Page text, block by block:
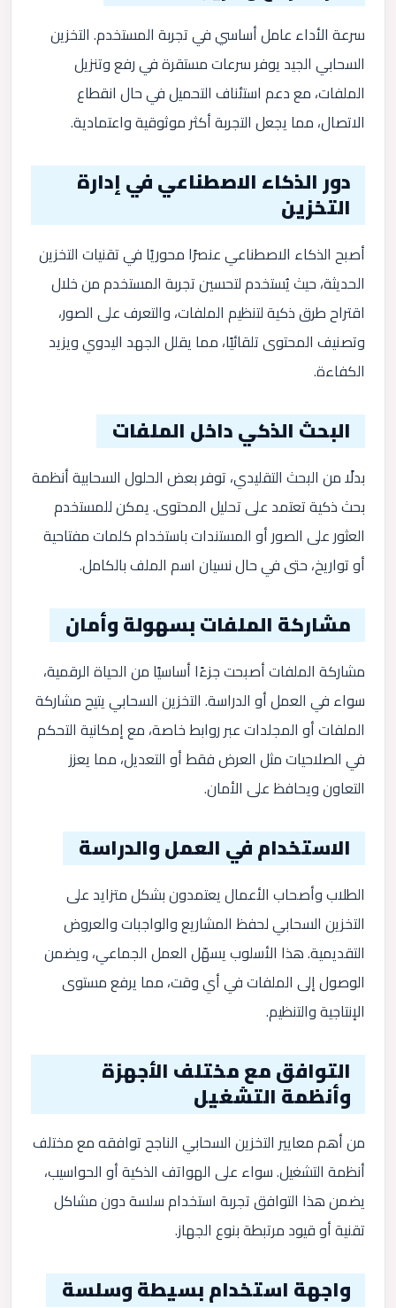
سرعة الأداء عامل أساسي في تجربة المستخدم. التخزين
السحابي الجيد يوفر سرعات مستقرة في رفع وتنزيل
الملفات، مع دعم استئناف التحميل في حال انقطاع
الاتصال، مما يجعل التجربة أكثر موثوقية واعتمادية.
دور الذكاء الاصطناعي في إدارة
التخزين
أصبح الذكاء الاصطناعي عنصرًا محوريًا في تقنيات التخزين
الحديثة، حيث يُستخدم لتحسين تجربة المستخدم من خلال
اقتراح طرق ذكية لتنظيم الملفات، والتعرف على الصور،
وتصنيف المحتوى تلقائيًا، مما يقلل الجهد اليدوي ويزيد
الكفاءة.
البحث الذكي داخل الملفات
بدلًا من البحث التقليدي، توفر بعض الحلول السحابية أنظمة
بحث ذكية تعتمد على تحليل المحتوى. يمكن للمستخدم
العثور على الصور أو المستندات باستخدام كلمات مفتاحية
أو تواريخ، حتى في حال نسيان اسم الملف بالكامل.
مشاركة الملفات بسهولة وأمان
مشاركة الملفات أصبحت جزءًا أساسيًا من الحياة الرقمية،
سواء في العمل أو الدراسة. التخزين السحابي يتيح مشاركة
الملفات أو المجلدات عبر روابط خاصة، مع إمكانية التحكم
في الصلاحيات مثل العرض فقط أو التعديل، مما يعزز
التعاون ويحافظ على الأمان.
الاستخدام في العمل والدراسة
الطلاب وأصحاب الأعمال يعتمدون بشكل متزايد على
التخزين السحابي لحفظ المشاريع والواجبات والعروض
التقديمية. هذا الأسلوب يسهّل العمل الجماعي، ويضمن
الوصول إلى الملفات في أي وقت، مما يرفع مستوى
الإنتاجية والتنظيم.
التوافق مع مختلف الأجهزة
وأنظمة التشغيل
من أهم معايير التخزين السحابي الناجح توافقه مع مختلف
أنظمة التشغيل. سواء على الهواتف الذكية أو الحواسيب،
يضمن هذا التوافق تجربة استخدام سلسة دون مشاكل
تقنية أو قيود مرتبطة بنوع الجهاز.
واجهة استخدام بسيطة وسلسة